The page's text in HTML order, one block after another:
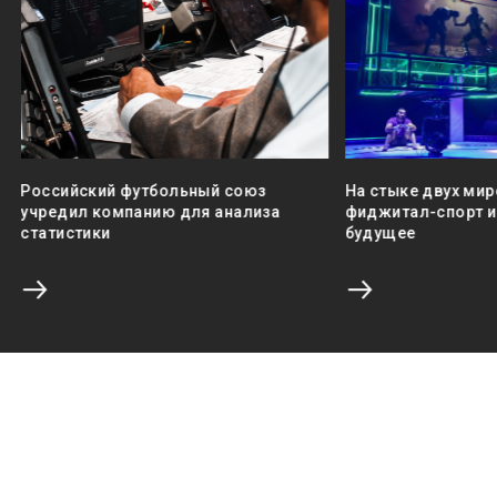
Российский футбольный союз
учредил компанию для анализа
статистики
На стыке двух
фиджитал-спорт
будущее